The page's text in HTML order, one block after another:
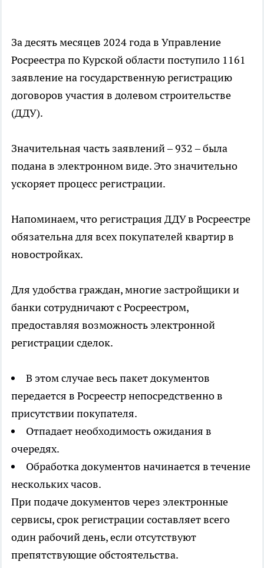
За десять месяцев 2024 года в Управление
Росреестра по Курской области поступило 1161
заявление на государственную регистрацию
договоров участия в долевом строительстве
(ДДУ).
Значительная часть заявлений – 932 – была
подана в электронном виде. Это значительно
ускоряет процесс регистрации.
Напоминаем, что регистрация ДДУ в Росреестре
обязательна для всех покупателей квартир в
новостройках.
Для удобства граждан, многие застройщики и
банки сотрудничают с Росреестром,
предоставляя возможность электронной
регистрации сделок.
В этом случае весь пакет документов
передается в Росреестр непосредственно в
присутствии покупателя.
Отпадает необходимость ожидания в
очередях.
Обработка документов начинается в течение
нескольких часов.
При подаче документов через электронные
сервисы, срок регистрации составляет всего
один рабочий день, если отсутствуют
препятствующие обстоятельства.